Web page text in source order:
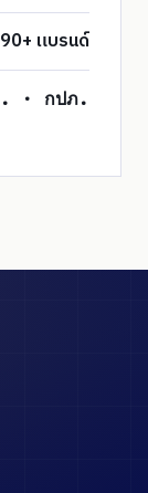
90+ แบรนด์
. · กปภ.